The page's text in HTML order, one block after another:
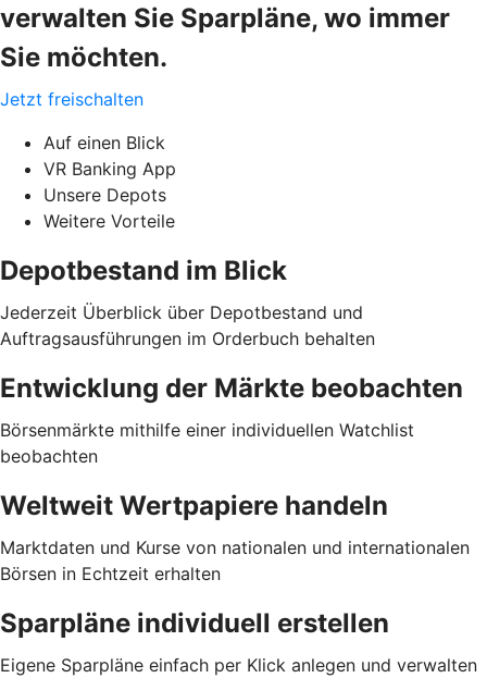
verwalten Sie Sparpläne, wo immer
Sie möchten.
Jetzt freischalten
Auf einen Blick
VR Banking App
Unsere Depots
Weitere Vorteile
Depotbestand im Blick
Jederzeit Überblick über Depotbestand und
Auftragsausführungen im Orderbuch behalten
Entwicklung der Märkte beobachten
Börsenmärkte mithilfe einer individuellen Watchlist
beobachten
Weltweit Wertpapiere handeln
Marktdaten und Kurse von nationalen und internationalen
Börsen in Echtzeit erhalten
Sparpläne individuell erstellen
Eigene Sparpläne einfach per Klick anlegen und verwalten